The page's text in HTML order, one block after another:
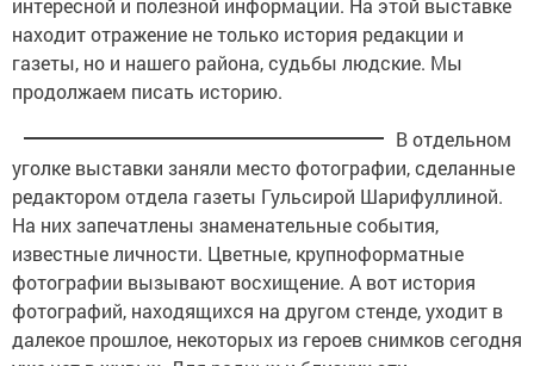
интересной и полезной информации. На этой выставке
находит отражение не только история редакции и
газеты, но и нашего района, судьбы людские. Мы
продолжаем писать историю.
В отдельном
уголке выставки заняли место фотографии, сделанные
редактором отдела газеты Гульсирой Шарифуллиной.
На них запечатлены знаменательные события,
известные личности. Цветные, крупноформатные
фотографии вызывают восхищение. А вот история
фотографий, находящихся на другом стенде, уходит в
далекое прошлое, некоторых из героев снимков сегодня